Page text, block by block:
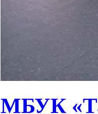
МБУК